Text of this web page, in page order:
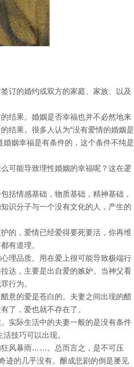
订的婚约或双方的家庭、家族、以及
结果。婚姻是否幸福也并不必然地来
结果。很多人认为“没有爱情的婚姻是
姻幸福是有条件的，这个条件不纯是
可能导致理性婚姻的幸福呢？这在逻
括情感基础，物质基础，精神基础，
识分子与一个没有文化的人，产生的
的，爱情已经爱得要死要活，你再维
有道理。
理品质。用在爱上很可能导致极端行
达，主要是出自爱的嫉妒。当神父看
行为。
意的爱是苍白的。夫妻之间出现的醋
了，爱也就不存在了。
实际生活中的夫妻一般的是没有条件
技巧可以出现。
狂风暴雨……。总而言之，是不可压
迹的几乎没有。酿成悲剧的倒是屡见